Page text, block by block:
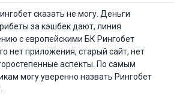
сказать не могу. Деньги
за кэшбек дают, линия
с европейскими БК Рингобет
нет приложения, старый сайт, нет
аспекты. По самым
могу уверенно назвать Рингобет